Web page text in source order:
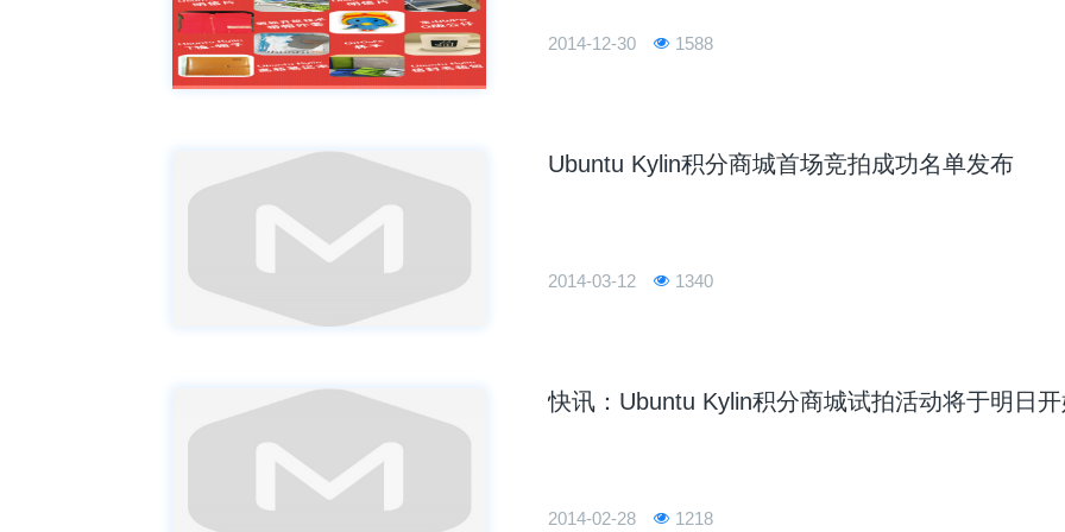
2014-12-30 1588
Ubuntu Kylin积分商城首场竞拍成功名单发布
2014-03-12 1340
快讯：Ubuntu Kylin积分商城试拍活动将于明日
2014-02-28 1218